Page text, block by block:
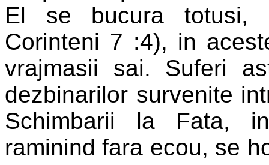
El se bucura totusi,
Corinteni 7 :4), in
vrajmasii sai. Suferi
dezbinarilor survenite
Schimbarii la Fata,
raminind fara ecou, se